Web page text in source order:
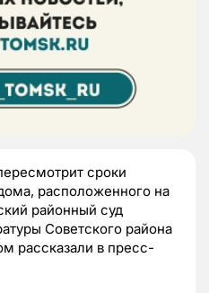
сроки
расположенного на
районный суд
Советского района
рассказали в пресс-